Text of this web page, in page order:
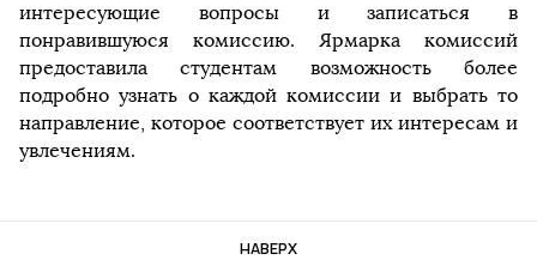
интересующие вопросы и записаться в
понравившуюся комиссию. Ярмарка комиссий
предоставила студентам возможность более
подробно узнать о каждой комиссии и выбрать то
направление, которое соответствует их интересам и
увлечениям.
НАВЕРХ